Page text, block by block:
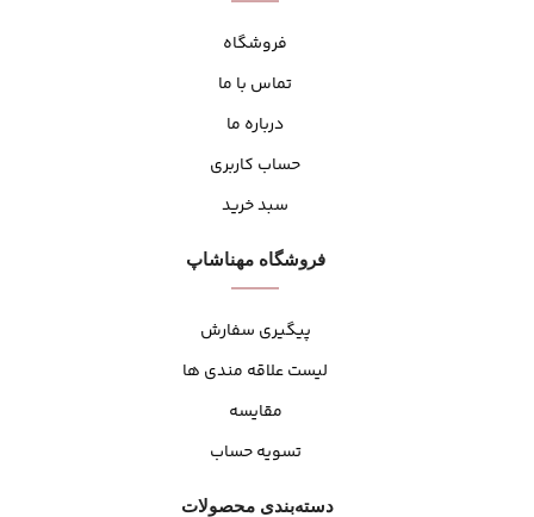
فروشگاه
تماس با ما
درباره ما
حساب کاربری
سبد خرید
فروشگاه مهنا‌شاپ
پیگیری سفارش
لیست علاقه مندی ها
مقایسه
تسویه حساب
دسته‌بندی محصولات